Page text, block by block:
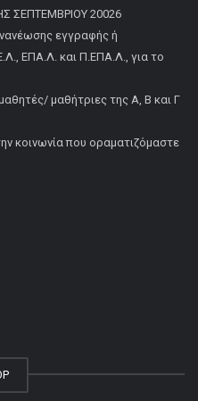
ΣΕΠΤΕΜΒΡΙΟΥ 20026
εγγραφής ή
ΕΠΑ.Λ. και Π.ΕΠΑ.Λ., για το
μαθήτριες της Α, Β και Γ
κοινωνία που οραματιζόμαστε